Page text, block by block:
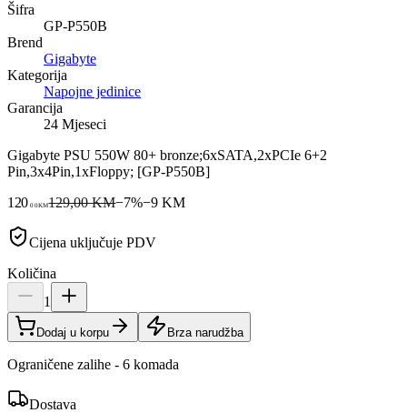
Šifra
GP-P550B
Brend
Gigabyte
Kategorija
Napojne jedinice
Garancija
24 Mjeseci
Gigabyte PSU 550W 80+ bronze;6xSATA,2xPCIe 6+2
Pin,3x4Pin,1xFloppy; [GP-P550B]
120 00KM129,00 KM−7%−9 KM
Cijena uključuje PDV
Količina
1
Dodaj u korpu Brza narudžba
Ograničene zalihe - 6 komada
Dostava